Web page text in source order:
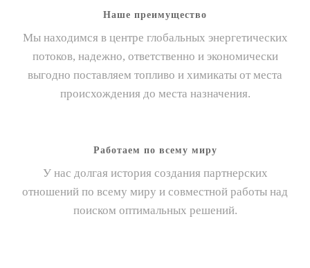
Наше преимущество
Мы находимся в центре глобальных энергетических
потоков, надежно, ответственно и экономически
выгодно поставляем топливо и химикаты от места
происхождения до места назначения.
Работаем по всему миру
У нас долгая история создания партнерских
отношений по всему миру и совместной работы над
поиском оптимальных решений.